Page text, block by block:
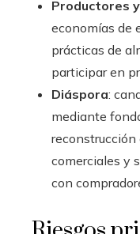
Productores
economías de
prácticas de
participar en
Diáspora:
mediante
reconstrucción
comerciales y
con